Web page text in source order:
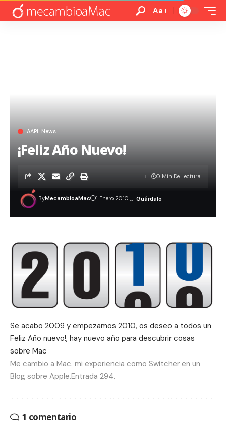
Aa
AAPL News
¡Feliz Año Nuevo!
ByMecambioaMac 1 Enero 2010
0 Min De Lectura
Se acabo 2009 y empezamos 2010, os deseo a todos un
Feliz Año nuevo!, hay nuevo año para descubrir cosas
sobre Mac
Me cambio a Mac. mi experiencia como Switcher en un
Blog sobre Apple.Entrada 294.
1 comentario